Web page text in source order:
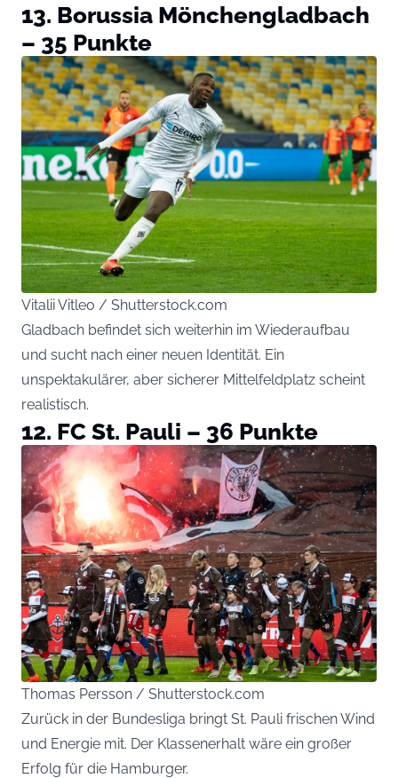
13. Borussia Mönchengladbach
– 35 Punkte
Vitalii Vitleo / Shutterstock.com
Gladbach befindet sich weiterhin im Wiederaufbau
und sucht nach einer neuen Identität. Ein
unspektakulärer, aber sicherer Mittelfeldplatz scheint
realistisch.
12. FC St. Pauli – 36 Punkte
Thomas Persson / Shutterstock.com
Zurück in der Bundesliga bringt St. Pauli frischen Wind
und Energie mit. Der Klassenerhalt wäre ein großer
Erfolg für die Hamburger.